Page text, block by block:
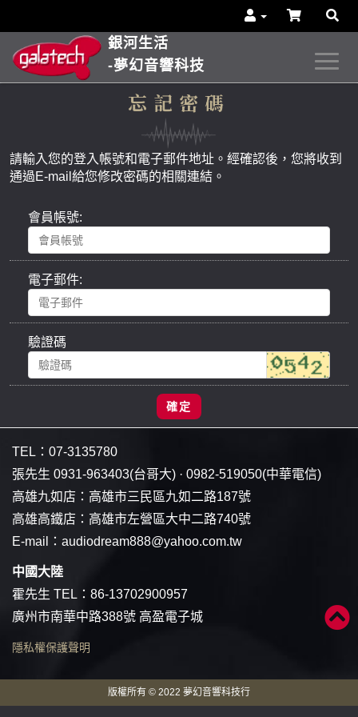
銀河生活
-夢幻音響科技
忘記密碼
請輸入您的登入帳號和電子郵件地址。經確認後，您將收到
通過E-mail給您修改密碼的相關連結。
會員帳號:
電子郵件:
驗證碼
確定
TEL： 07-3135780
張先生 0931-963403(台哥大) · 0982-519050(中華電信)
高雄九如店： 高雄市三民區九如二路187號
高雄高鐵店： 高雄市左營區大中二路740號
E-mail： audiodream888@yahoo.com.tw
中國大陸
霍先生 TEL： 86-13702900957
廣州市南華中路388號 高盈電子城
隱私權保護聲明
版權所有 © 2022 夢幻音響科技行